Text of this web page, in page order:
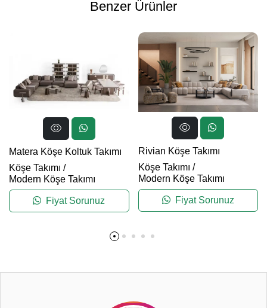
Benzer Ürünler
Matera Köşe Koltuk Takımı
Köşe Takımı /
Modern Köşe Takımı
Fiyat Sorunuz
Rivian Köşe Takımı
Köşe Takımı /
Modern Köşe Takımı
Fiyat Sorunuz